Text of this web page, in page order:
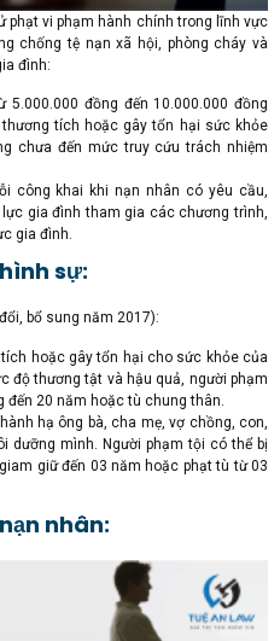
phạt vi phạm hành chính trong lĩnh vực
chống tệ nạn xã hội, phòng cháy và
đình:
5.000.000 đồng đến 10.000.000 đồng
tích hoặc gây tổn hại sức khỏe
chưa đến mức truy cứu trách nhiệm
công khai khi nạn nhân có yêu cầu,
gia đình tham gia các chương trình,
gia đình.
sự:
bổ sung năm 2017):
hoặc gây tổn hại cho sức khỏe của
độ thương tật và hậu quả, người phạm
đến 20 năm hoặc tù chung thân.
hạ ông bà, cha mẹ, vợ chồng, con,
dưỡng mình. Người phạm tội có thể bị
giữ đến 03 năm hoặc phạt tù từ 03
nhân: